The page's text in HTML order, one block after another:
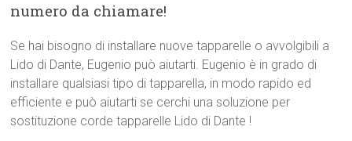
numero da chiamare!
Se hai bisogno di installare nuove tapparelle o avvolgibili a
Lido di Dante, Eugenio può aiutarti. Eugenio è in grado di
installare qualsiasi tipo di tapparella, in modo rapido ed
efficiente e può aiutarti se cerchi una soluzione per
sostituzione corde tapparelle Lido di Dante !